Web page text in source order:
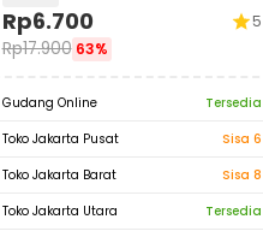
Rp6.700
Rp17.900 63%
5
Gudang Online
Tersedia
Toko Jakarta Pusat
Sisa 6
Toko Jakarta Barat
Sisa 8
Toko Jakarta Utara
Tersedia